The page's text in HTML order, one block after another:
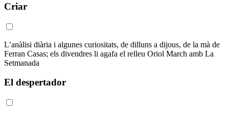
Criar
L’anàlisi diària i algunes curiositats, de dilluns a dijous, de la mà de
Ferran Casas; els divendres li agafa el relleu Oriol March amb La
Setmanada
El despertador